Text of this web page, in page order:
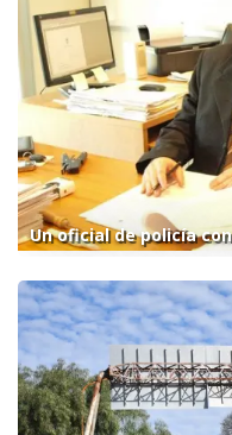
Un oficial de policía